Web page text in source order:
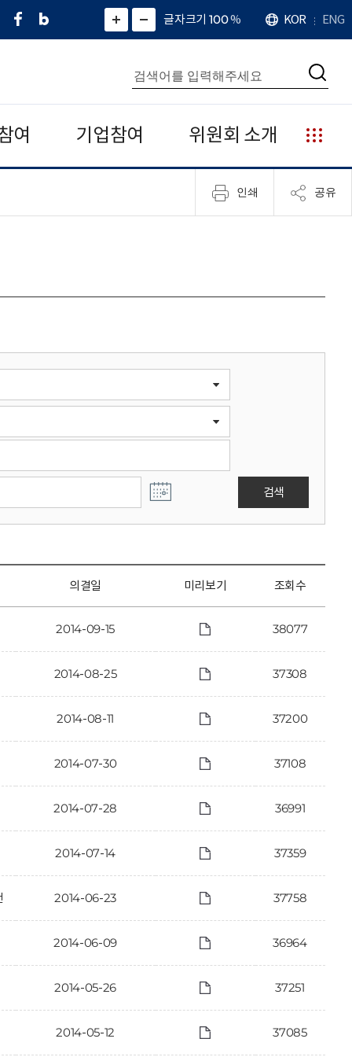
페
네
그
)
화
면
면
소
확
대
치
글자크기 100%
언
어
KOR ENG
통
합
검
색
검
여 기업참여 위원회 소개
누
리
집
안
인쇄 공유
검색
의결일 미리보기 조회수
2014-09-15 38077
2014-08-25 37308
2014-08-11 37200
2014-07-30 37108
2014-07-28 36991
2014-07-14 37359
2014-06-23 37758
2014-06-09 36964
2014-05-26 37251
2014-05-12 37085